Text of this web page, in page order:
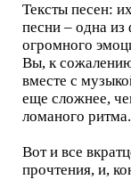
Тексты песен:
песни – одна
огромного
Вы, к
вместе с
еще сложнее,
ломаного ритма.
Вот и все
прочтения, и,